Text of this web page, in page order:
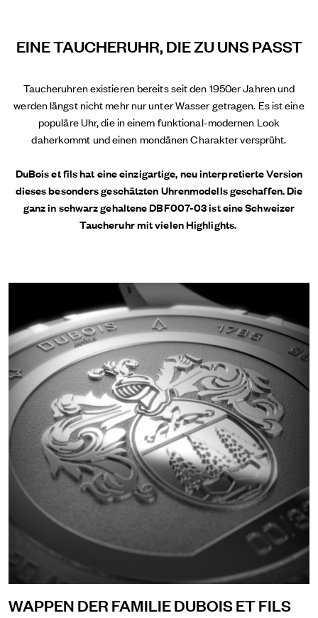
EINE TAUCHERUHR, DIE ZU UNS PASST
Taucheruhren existieren bereits seit den 1950er Jahren und
werden längst nicht mehr nur unter Wasser getragen. Es ist eine
populäre Uhr, die in einem funktional-modernen Look
daherkommt und einen mondänen Charakter versprüht.
DuBois et fils hat eine einzigartige, neu interpretierte Version
dieses besonders geschätzten Uhrenmodells geschaffen. Die
ganz in schwarz gehaltene DBF007-03 ist eine Schweizer
Taucheruhr mit vielen Highlights.
WAPPEN DER FAMILIE DUBOIS ET FILS